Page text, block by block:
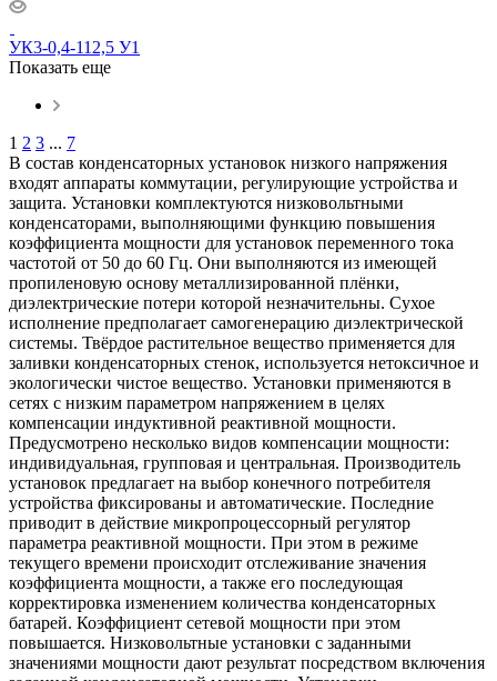
УК3-0,4-112,5 У1
Показать еще
1 2 3 ... 7
В состав конденсаторных установок низкого напряжения
входят аппараты коммутации, регулирующие устройства и
защита. Установки комплектуются низковольтными
конденсаторами, выполняющими функцию повышения
коэффициента мощности для установок переменного тока
частотой от 50 до 60 Гц. Они выполняются из имеющей
пропиленовую основу металлизированной плёнки,
диэлектрические потери которой незначительны. Сухое
исполнение предполагает самогенерацию диэлектрической
системы. Твёрдое растительное вещество применяется для
заливки конденсаторных стенок, используется нетоксичное и
экологически чистое вещество. Установки применяются в
сетях с низким параметром напряжением в целях
компенсации индуктивной реактивной мощности.
Предусмотрено несколько видов компенсации мощности:
индивидуальная, групповая и центральная. Производитель
установок предлагает на выбор конечного потребителя
устройства фиксированы и автоматические. Последние
приводит в действие микропроцессорный регулятор
параметра реактивной мощности. При этом в режиме
текущего времени происходит отслеживание значения
коэффициента мощности, а также его последующая
корректировка изменением количества конденсаторных
батарей. Коэффициент сетевой мощности при этом
повышается. Низковольтные установки с заданными
значениями мощности дают результат посредством включения